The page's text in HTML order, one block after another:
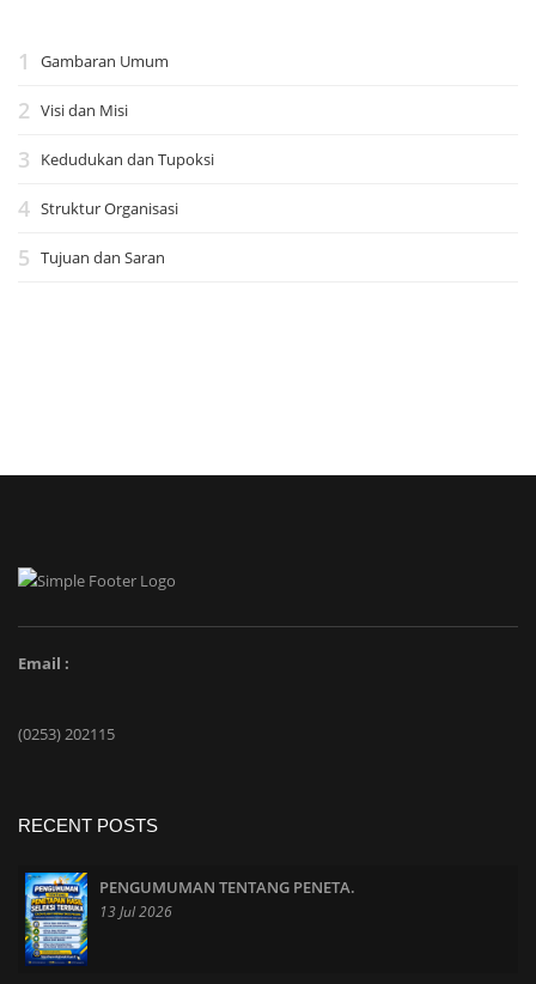
Gambaran Umum
Visi dan Misi
Kedudukan dan Tupoksi
Struktur Organisasi
Tujuan dan Saran
Email :
(0253) 202115
RECENT POSTS
PENGUMUMAN TENTANG PENETA.
13 Jul 2026